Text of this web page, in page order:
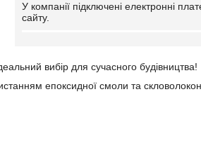
У компанії підключені електронні
сайту.
вибір для сучасного будівництва!
епоксидної смоли та